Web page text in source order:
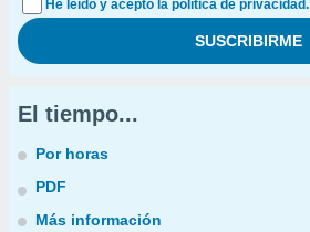
He leído y acepto la política de privacidad.
El tiempo...
Por horas
PDF
Más información